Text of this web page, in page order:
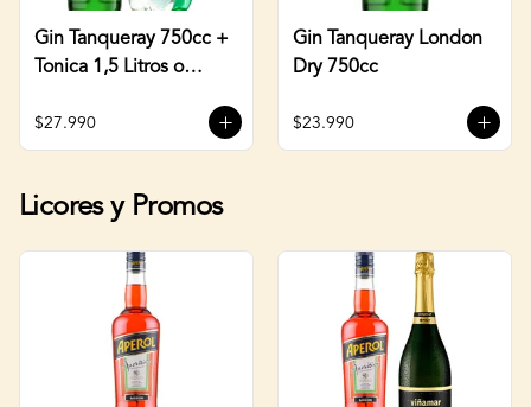
Gin Tanqueray 750cc +
Tonica 1,5 Litros o
$27.990
Gin Tanqueray London
Dry 750cc
$23.990
Licores y Promos